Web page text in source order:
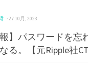
· 27 10月, 2023
報】パスワードを
る。【元Ripple社